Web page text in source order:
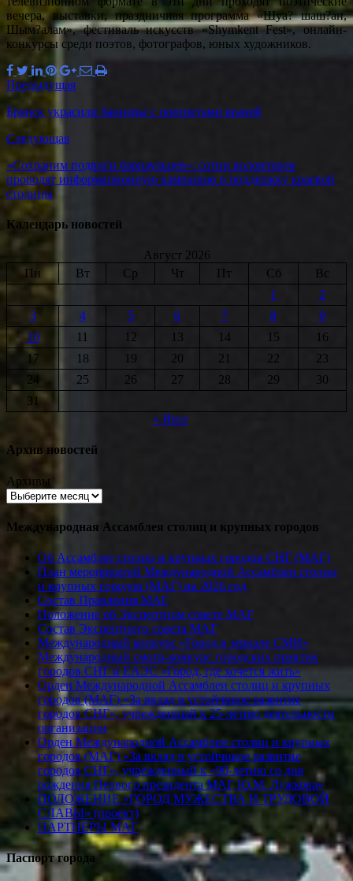
вечера, выставки, праздничная программа «Шуа? шаш?ан,
Шым?алам», фестиваль искусств «Shymkent Fest», онлайн-
конкурсы среди поэтов, фотографов, юных художников.
Предыдущая
Брянск украсили баннеры с портретами врачей
Следующая
«Сохраним подвиги барнаульцев»: сотни волонтеров
проводят информационную кампанию в поддержку краевой
столицы
Календарь новостей
Август 2026
Пн
Вт Ср Чт Пт Сб
Вс
1
2
3
4 5 6 7 8
9
10
11 12 13 14 15
16
17
18 19 20 21 22
23
24
25 26 27 28 29
30
31
« Июл
Архив новостей
Архивы
Международная Ассамблея столиц и крупных городов
Об Ассамблее столиц и крупных городов СНГ (МАГ)
План мероприятий Международной Ассамблеи столиц
и крупных городов (МАГ) на 2026 год
Состав Правления МАГ
Положение об Экспертном совете МАГ
Состав Экспертного совета МАГ
Международный конкурс «Город в зеркале СМИ»
Международный смотр-конкурс городских практик
городов СНГ и ЕАЭС «Город, где хочется жить»
Орден Международной Ассамблеи столиц и крупных
городов (МАГ) «За вклад в устойчивое развитие
городов СНГ», учрежденный к 25-летию деятельности
организации
Орден Международной Ассамблеи столиц и крупных
городов (МАГ) «За вклад в устойчивое развитие
городов СНГ», учрежденный к «90-летию со дня
рождения Первого президента МАГ Ю.М. Лужкова»
ПОЛОЖЕНИЕ «ГОРОД МУЖЕСТВА И ТРУДОВОЙ
СЛАВЫ» (проект)
ПАРТНЕРЫ МАГ
Паспорт города